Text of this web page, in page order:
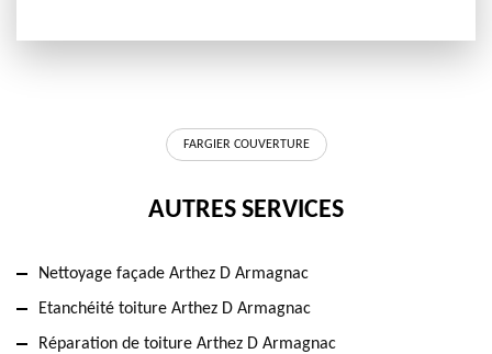
FARGIER COUVERTURE
AUTRES SERVICES
Nettoyage façade Arthez D Armagnac
Etanchéité toiture Arthez D Armagnac
Réparation de toiture Arthez D Armagnac